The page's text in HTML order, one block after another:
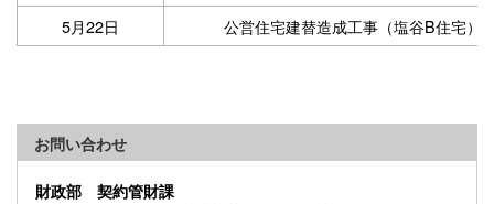
5月22日
公営住宅建替造成工事（塩谷B住宅）
お問い合わせ
財政部 契約管財課